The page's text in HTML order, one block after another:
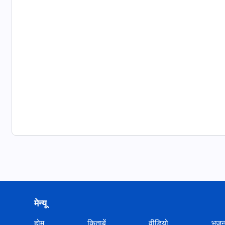
मेन्यू
होम किताबें वीडियो